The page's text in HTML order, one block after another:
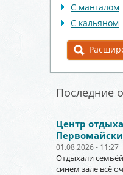
С мангалом
С кальяном
Последние
Центр отдыха
01.08.2026 - 11:27
Отдыхали семьёй
синем зале всё